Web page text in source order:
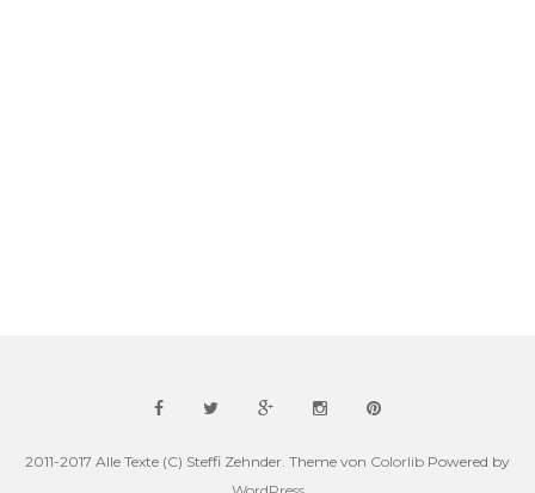
2011-2017 Alle Texte (C) Steffi Zehnder. Theme von Colorlib Powered by